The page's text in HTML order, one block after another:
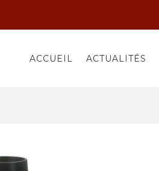
ACCUEIL ACTUALITÉS